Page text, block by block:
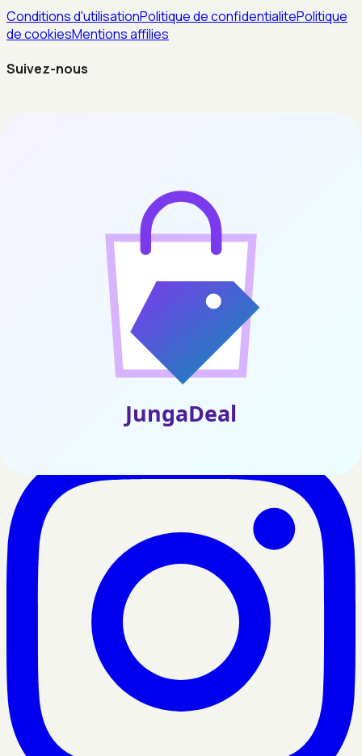
Conditions d'utilisationPolitique de confidentialitePolitique
de cookiesMentions affilies
Suivez-nous